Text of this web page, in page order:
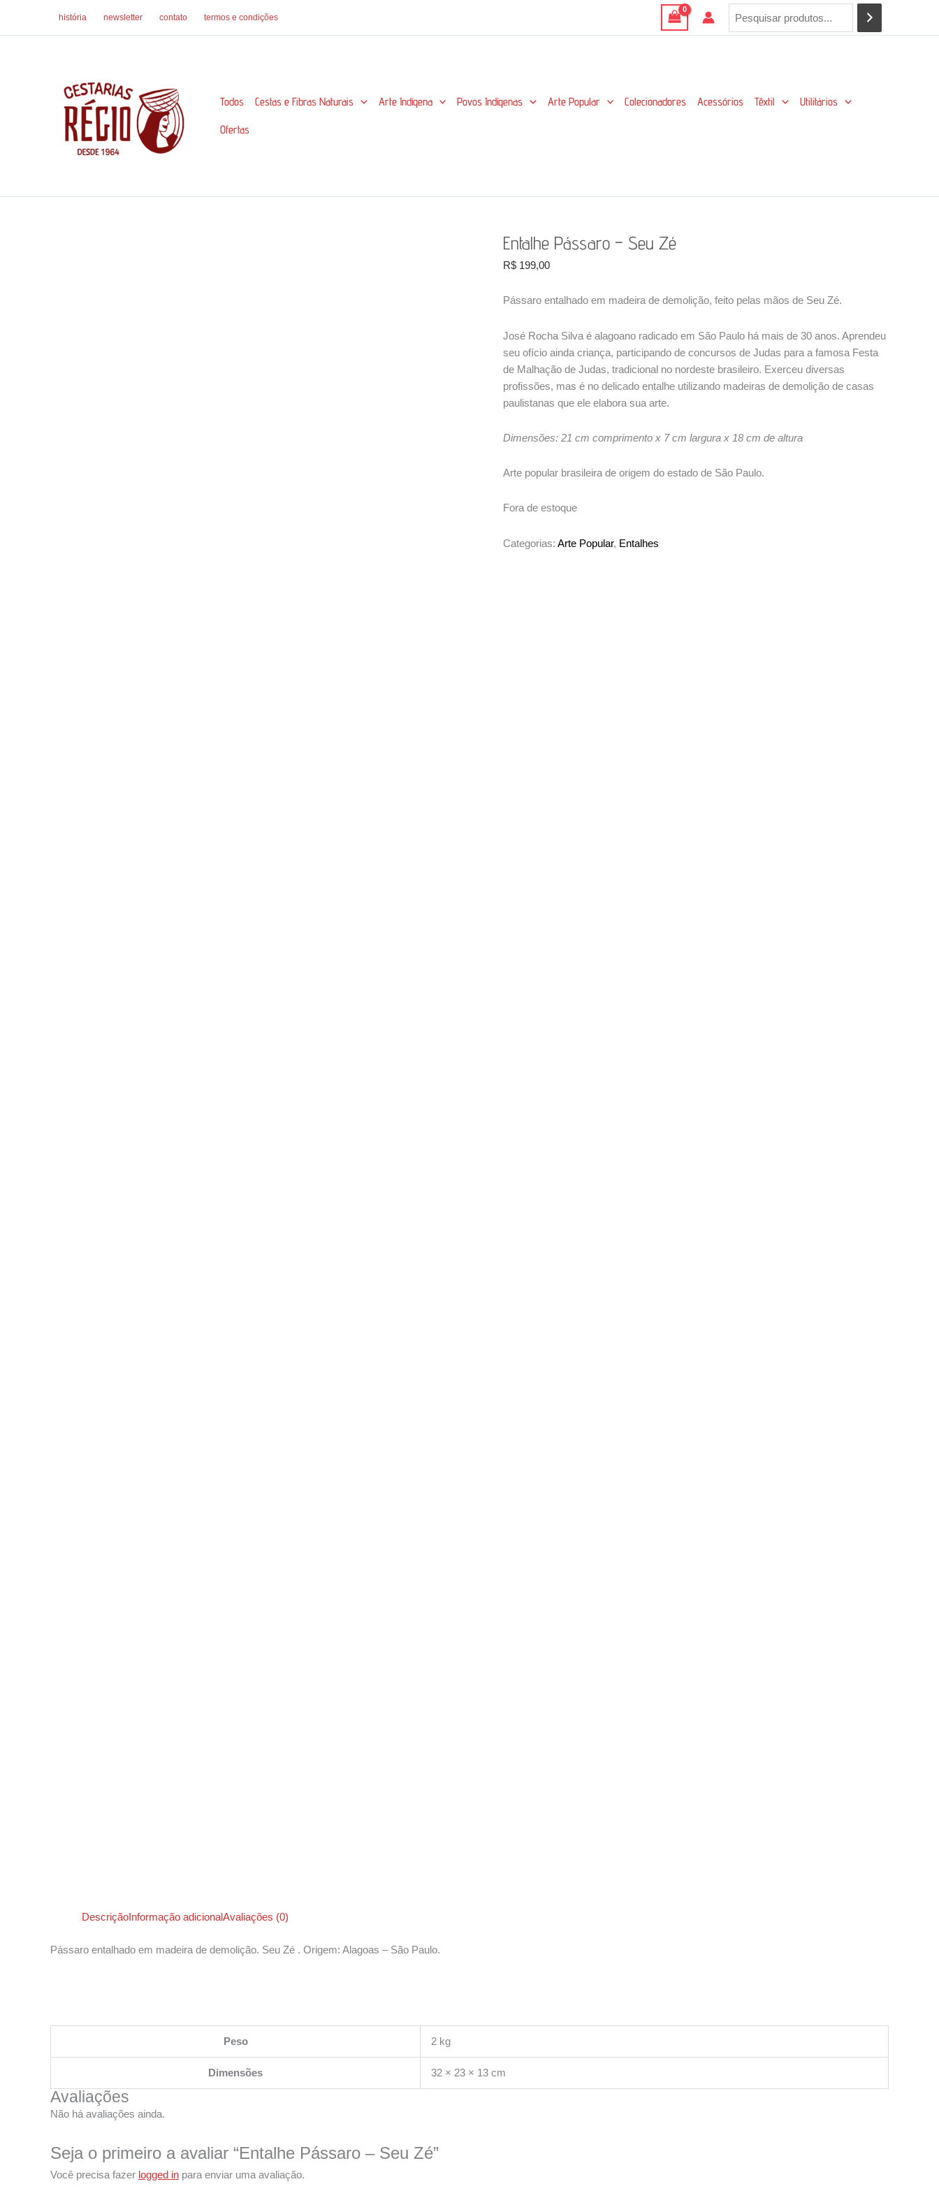
história newsletter contato termos e condições
Todos Cestas e Fibras Naturais Arte Indígena Povos Indígenas Arte Popular Colecionadores Acessórios Têxtil Utilitários
Ofertas
Entalhe Pássaro – Seu Zé
R$ 199,00
Pássaro entalhado em madeira de demolição, feito pelas mãos de Seu Zé.
José Rocha Silva é alagoano radicado em São Paulo há mais de 30 anos. Aprendeu
seu ofício ainda criança, participando de concursos de Judas para a famosa Festa
de Malhação de Judas, tradicional no nordeste brasileiro. Exerceu diversas
profissões, mas é no delicado entalhe utilizando madeiras de demolição de casas
paulistanas que ele elabora sua arte.
Dimensões: 21 cm comprimento x 7 cm largura x 18 cm de altura
Arte popular brasileira de origem do estado de São Paulo.
Fora de estoque
Categorias: Arte Popular, Entalhes
DescriçãoInformação adicionalAvaliações (0)
Pássaro entalhado em madeira de demolição. Seu Zé . Origem: Alagoas – São Paulo.
Peso 2 kg
Dimensões 32 × 23 × 13 cm
Avaliações
Não há avaliações ainda.
Seja o primeiro a avaliar “Entalhe Pássaro – Seu Zé”
Você precisa fazer logged in para enviar uma avaliação.